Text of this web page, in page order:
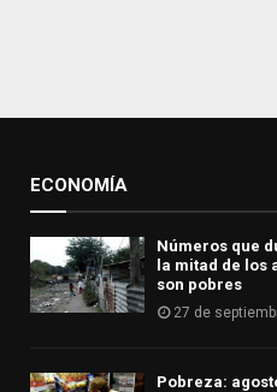
ECONOMÍA
Números que
la mitad de los
son pobres
27 de
Pobreza: